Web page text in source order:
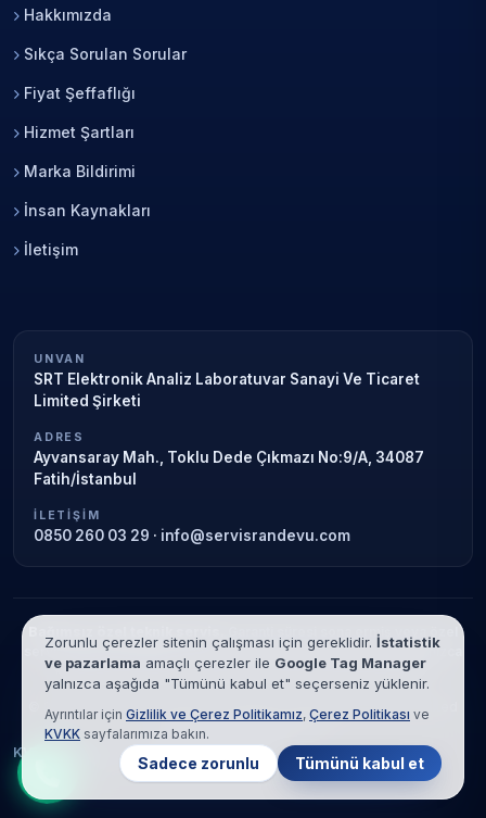
Hakkımızda
Sıkça Sorulan Sorular
Fiyat Şeffaflığı
Hizmet Şartları
Marka Bildirimi
İnsan Kaynakları
İletişim
UNVAN
SRT Elektronik Analiz Laboratuvar Sanayi Ve Ticaret
Limited Şirketi
ADRES
Ayvansaray Mah., Toklu Dede Çıkmazı No:9/A, 34087
Fatih/İstanbul
İLETIŞIM
0850 260 03 29 · info@servisrandevu.com
Garanti süresi sona ermiş veya özel
servis kapsamındaki cihazlar için hizmet verilir. Marka adları yalnızca
tanımlama amaçlıdır; yetkili servis ilişkisi bulunmamaktadır.
© 2026 SRT Elektronik Analiz Laboratuvar Sanayi Ve Ticaret Limited
Şirketi. Tüm hakları saklıdır.
KVKK
Çerez Politikası Hizmet Şartları
Zorunlu çerezler sitenin çalışması için gereklidir. İstatistik
ve pazarlama amaçlı çerezler ile Google Tag Manager
yalnızca aşağıda "Tümünü kabul et" seçerseniz yüklenir.
Ayrıntılar için Gizlilik ve Çerez Politikamız, Çerez Politikası ve
KVKK sayfalarımıza bakın.
Sadece zorunlu Tümünü kabul et